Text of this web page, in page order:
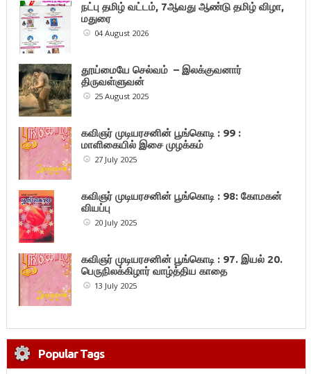
நட்பு தமிழ் வட்டம், 7ஆவது ஆண்டு தமிழ் விழா,
மதுரை
04 August 2026
தூய்மையே செல்வம் – இலக்குவனார்
திருவள்ளுவன்
25 August 2025
கவிஞர் முடியரசனின் பூங்கொடி : 99 :
மாளிகையில் இசை முழக்கம்
27 July 2025
கவிஞர் முடியரசனின் பூங்கொடி : 98: கோமகன்
வியப்பு
20 July 2025
கவிஞர் முடியரசனின் பூங்கொடி : 97. இயல் 20.
பெருநிலக்கிழார் வாழ்த்திய காதை
13 July 2025
Popular Tags